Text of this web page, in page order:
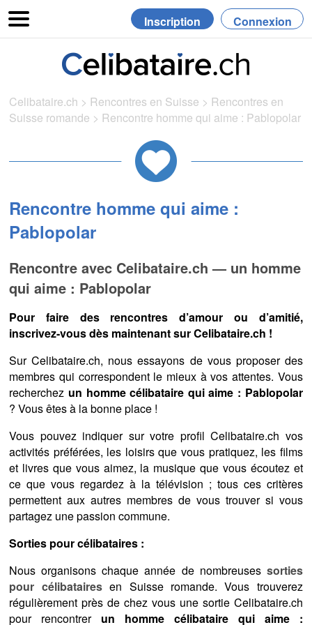
Inscription Connexion
Celibataire.ch > Rencontres en Suisse > Rencontres en
Suisse romande > Rencontre homme qui aime : Pablopolar
Rencontre homme qui aime :
Pablopolar
Rencontre avec Celibataire.ch — un homme
qui aime : Pablopolar
Pour faire des rencontres d’amour ou d’amitié,
inscrivez-vous dès maintenant sur Celibataire.ch !
Sur Celibataire.ch, nous essayons de vous proposer des
membres qui correspondent le mieux à vos attentes. Vous
recherchez un homme célibataire qui aime : Pablopolar
? Vous êtes à la bonne place !
Vous pouvez indiquer sur votre profil Celibataire.ch vos
activités préférées, les loisirs que vous pratiquez, les films
et livres que vous aimez, la musique que vous écoutez et
ce que vous regardez à la télévision ; tous ces critères
permettent aux autres membres de vous trouver si vous
partagez une passion commune.
Sorties pour célibataires :
Nous organisons chaque année de nombreuses sorties
pour célibatairesen Suisse romande. Vous trouverez
régulièrement près de chez vous une sortie Celibataire.ch
pour rencontrer un homme célibataire qui aime :